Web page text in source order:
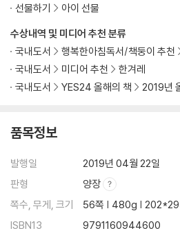
수상내역 및 미디어 추천 분류
국내도서
행복한아침독서/책둥이 추천
국내도서
미디어 추천
한겨레
국내도서
YES24 올해의 책 2019년
선물하기
아이 선물
품목정보
발행일
2019년 04월 22일
판형
양장
쪽수, 무게, 크기
56쪽 | 480g |
ISBN13
9791160944600